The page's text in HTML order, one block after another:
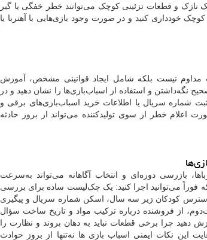
نازک و قطعات تزئینی کوچک می‌توانند خطر خفگی یا گیر
خودداری کنید و در صورت وجود بازی‌هایی با آهنربا یا
مداوم نیست بلکه شامل ایجاد قوانینی مشخص، آموزش
و استفاده از اسباب‌بازی‌ها را نشان دهید و در
شماره سریال یا اطلاعات خرید اسباب‌بازی‌های برقی و
اعلام خطر از سوی تولیدکننده می‌تواند از بروز حادثه
بازرسی دوره‌ای و انتخاب آگاهانه می‌تواند به‌سرعت
فوراً می‌توانید اجرا کنید: یک چک‌لیست ساده برای بررسی
کودکان زیر سه سال، اسکن شماره سریال و پیگیری
از فروشنده درباره ترکیب مواد و تاریخ ساخت سؤال
دهید چرا برخی قطعات نباید به دهان بروند و نظارت را
نکات ایمنی اسباب بازی ها نه‌تنها از بروز حوادث